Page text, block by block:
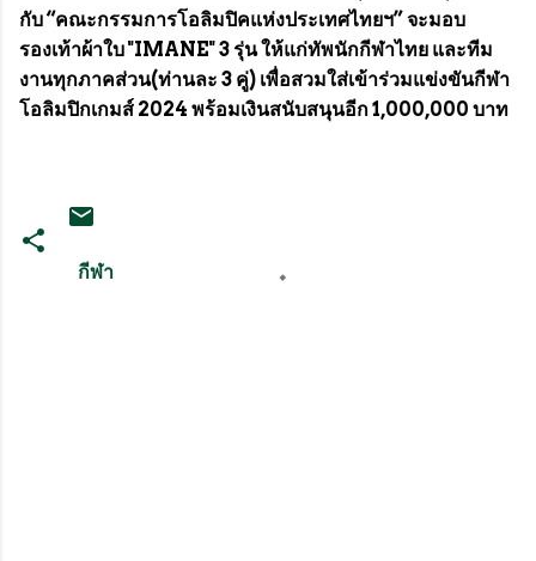
กับ “คณะกรรมการโอลิมปิคแห่งประเทศไทยฯ” จะมอบ
รองเท้าผ้าใบ "IMANE" 3 รุ่น ให้แก่ทัพนักกีฬาไทย และทีม
งานทุกภาคส่วน(ท่านละ 3 คู่) เพื่อสวมใส่เข้าร่วมแข่งขันกีฬา
โอลิมปิกเกมส์ 2024 พร้อมเงินสนับสนุนอีก 1,000,000 บาท
กีฬา